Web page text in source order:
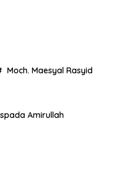
Moch. Maesyal Rasyid
Amirullah